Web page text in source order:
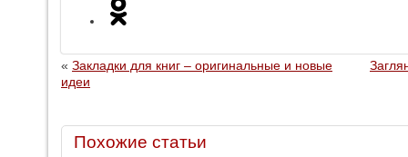
« Закладки для книг – оригинальные и новые
идеи
Похожие статьи